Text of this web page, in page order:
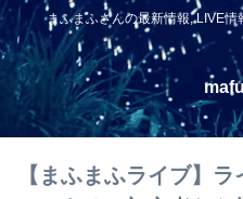
まふまふさんの最新情報, LIVE情
【まふまふライブ】